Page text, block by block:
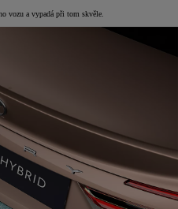
vozu a vypadá při tom skvěle.